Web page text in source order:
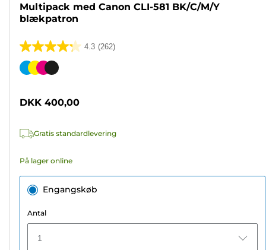
Multipack med Canon CLI-581 BK/C/M/Y
blækpatron
4.3 (262)
4.3
ud
stjerner.
anmeldelser
Farvepatron
DKK 400,00
Gratis standardlevering
På lager online
Engangskøb
Antal
1